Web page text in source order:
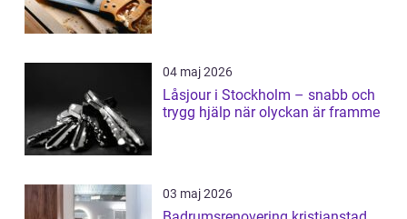
04 maj 2026
Låsjour i Stockholm – snabb och
trygg hjälp när olyckan är framme
03 maj 2026